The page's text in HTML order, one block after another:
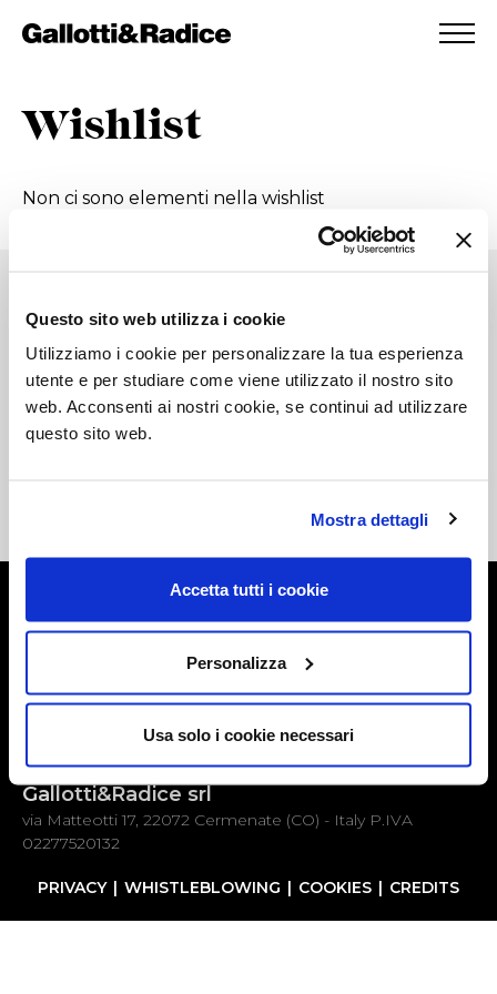
Questo sito web utilizza i cookie
Utilizziamo i cookie per personalizzare la tua esperienza
utente e per studiare come viene utilizzato il nostro sito
web. Acconsenti ai nostri cookie, se continui ad utilizzare
questo sito web.
Mostra dettagli
Accetta tutti i cookie
Personalizza
Usa solo i cookie necessari
AGGIUNTO ALLA WISHLIST
Wishlist
Non ci sono elementi nella wishlist
Stay connected!
Sign up for our newsletter.
Seguici su
Gallotti&Radice srl
via Matteotti 17, 22072 Cermenate (CO) - Italy P.IVA
02277520132
PRIVACY WHISTLEBLOWING COOKIES CREDITS